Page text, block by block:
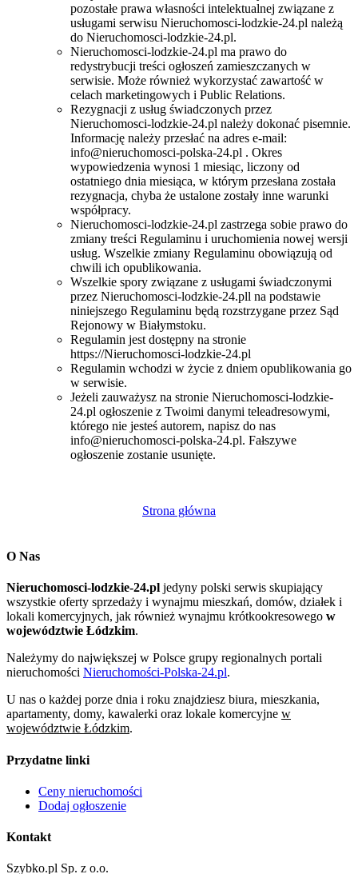
pozostałe prawa własności intelektualnej związane z
usługami serwisu Nieruchomosci-lodzkie-24.pl należą
do Nieruchomosci-lodzkie-24.pl.
Nieruchomosci-lodzkie-24.pl ma prawo do
redystrybucji treści ogłoszeń zamieszczanych w
serwisie. Może również wykorzystać zawartość w
celach marketingowych i Public Relations.
Rezygnacji z usług świadczonych przez
Nieruchomosci-lodzkie-24.pl należy dokonać pisemnie.
Informację należy przesłać na adres e-mail:
info@nieruchomosci-polska-24.pl . Okres
wypowiedzenia wynosi 1 miesiąc, liczony od
ostatniego dnia miesiąca, w którym przesłana została
rezygnacja, chyba że ustalone zostały inne warunki
współpracy.
Nieruchomosci-lodzkie-24.pl zastrzega sobie prawo do
zmiany treści Regulaminu i uruchomienia nowej wersji
usług. Wszelkie zmiany Regulaminu obowiązują od
chwili ich opublikowania.
Wszelkie spory związane z usługami świadczonymi
przez Nieruchomosci-lodzkie-24.pll na podstawie
niniejszego Regulaminu będą rozstrzygane przez Sąd
Rejonowy w Białymstoku.
Regulamin jest dostępny na stronie
https://Nieruchomosci-lodzkie-24.pl
Regulamin wchodzi w życie z dniem opublikowania go
w serwisie.
Jeżeli zauważysz na stronie Nieruchomosci-lodzkie-
24.pl ogłoszenie z Twoimi danymi teleadresowymi,
którego nie jesteś autorem, napisz do nas
info@nieruchomosci-polska-24.pl. Fałszywe
ogłoszenie zostanie usunięte.
Strona główna
O Nas
Nieruchomosci-lodzkie-24.pl jedyny polski serwis skupiający
wszystkie oferty sprzedaży i wynajmu mieszkań, domów, działek i
lokali komercyjnych, jak również wynajmu krótkookresowego w
województwie Łódzkim.
Należymy do największej w Polsce grupy regionalnych portali
nieruchomości Nieruchomości-Polska-24.pl.
U nas o każdej porze dnia i roku znajdziesz biura, mieszkania,
apartamenty, domy, kawalerki oraz lokale komercyjne w
województwie Łódzkim.
Przydatne linki
Ceny nieruchomości
Dodaj ogłoszenie
Kontakt
Szybko.pl Sp. z o.o.